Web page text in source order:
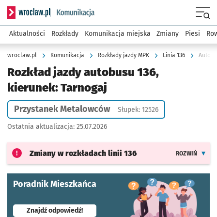
Serwis informacyjny wroclaw.pl podserwis: Komunikacja
Aktualności Rozkłady Komunikacja miejska Zmiany Piesi
wroclaw.pl Komunikacja Rozkłady jazdy MPK Linia 136
Rozkład jazdy autobusu 136,
kierunek: Tarnogaj
Przystanek Metalowców Słupek: 12526
Ostatnia aktualizacja: 25.07.2026
Zmiany w rozkładach linii 136 ROZWIŃ
Poradnik Mieszkańca
Znajdź odpowiedź!- otworzy się w nowej karcie